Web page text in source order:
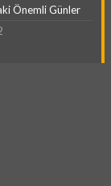
Önemli Günler